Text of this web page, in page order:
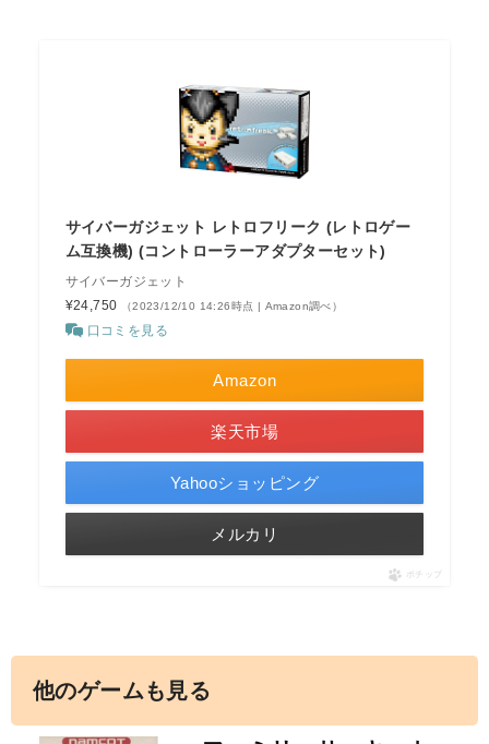
サイバーガジェット レトロフリーク (レトロゲー
ム互換機) (コントローラーアダプターセット)
サイバーガジェット
¥24,750
（2023/12/10 14:26時点 | Amazon調べ）
口コミを見る
Amazon
楽天市場
Yahooショッピング
メルカリ
ポチップ
他のゲームも見る